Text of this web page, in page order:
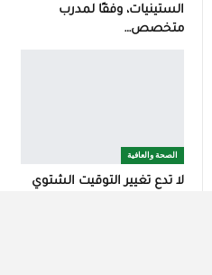
الستينيات، وفقًا لمدرب
متخصص…
الصحة والعافية
لا تدع تغيير التوقيت الشتوي